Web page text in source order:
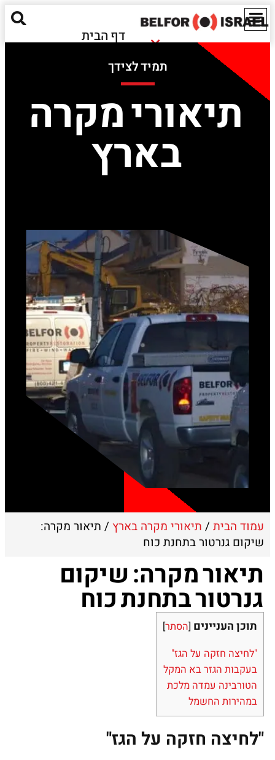
דף הבית
אודותינו
מאגר מידע
ישראל
EN
יצירת קשר
נזקי שריפה
נזקי הצפה
חומרים מסוכנים
נזקים אקולוגיים
תמיד לצידך
תיאורי מקרה
בארץ
עמוד הבית / תיאורי מקרה בארץ / תיאור מקרה:
שיקום גנרטור בתחנת כוח
תיאור מקרה: שיקום
גנרטור בתחנת כוח
תוכן העניינים [הסתר]
"לחיצה חזקה על הגז"
בעקבות הגזר בא המקל
הטורבינה עמדה מלכת
במהירות החשמל
"לחיצה חזקה על הגז"